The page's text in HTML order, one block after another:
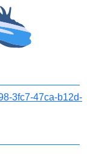
3fc7-47ca-b12d-